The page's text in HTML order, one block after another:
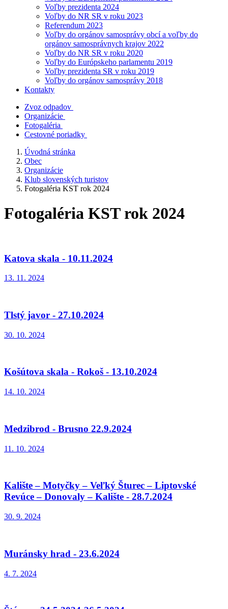
Voľby prezidenta 2024
Voľby do NR SR v roku 2023
Referendum 2023
Voľby do orgánov samosprávy obcí a voľby do
orgánov samosprávnych krajov 2022
Voľby do NR SR v roku 2020
Voľby do Európskeho parlamentu 2019
Voľby prezidenta SR v roku 2019
Voľby do orgánov samosprávy 2018
Kontakty
Zvoz odpadov
Organizácie
Fotogaléria
Cestovné poriadky
Úvodná stránka
Obec
Organizácie
Klub slovenských turistov
Fotogaléria KST rok 2024
Fotogaléria KST rok 2024
Katova skala - 10.11.2024
13. 11. 2024
Tlstý javor - 27.10.2024
30. 10. 2024
Košútova skala - Rokoš - 13.10.2024
14. 10. 2024
Medzibrod - Brusno 22.9.2024
11. 10. 2024
Kalište – Motyčky – Veľký Šturec – Liptovské
Revúce – Donovaly – Kalište - 28.7.2024
30. 9. 2024
Muránsky hrad - 23.6.2024
4. 7. 2024